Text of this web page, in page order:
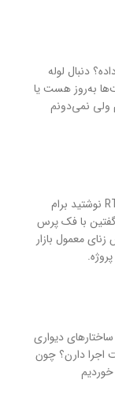
دنبال لوله
به‌روز هست یا
نمی‌دونم
خیلی ممنون اون قسمتی که درباره تکنولوژی RTS نوشتید برام
با فک پرس
معمول بازار
دیواری
اجرا دارن؟ چون